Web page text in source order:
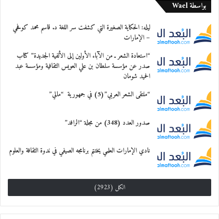
والبحث وفرص العمل في كندا.
معجب بهذه:
بواسطة Wael
ليله: الحكاية الصغيرة التي كشفت سر اللغة د. قاسم محمد كوفحي
– الإمارات
“استعادة الشعر ـ من الآباء الأولين إلى الألفية الجديدة” كتاب
صدر عن مؤسسة سلطان بن علي العويس الثقافية ومؤسسة عبد
الحميد شومان
“ملتقى الشعر العربي”(5) في جمهورية “مالي”
صدور العدد (348) من مجلة “الرافد”
نادي الإمارات العلمي يختتم برنامجه الصيفي في ندوة الثقافة والعلوم
الكل (2923)